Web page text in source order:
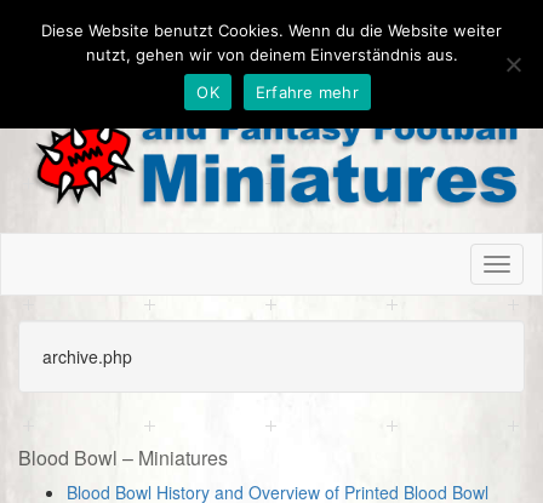
archive.php
Blood Bowl – Miniatures
Blood Bowl History and Overview of Printed Blood Bowl
Diese Website benutzt Cookies. Wenn du die Website weiter
nutzt, gehen wir von deinem Einverständnis aus.
OK
Erfahre mehr